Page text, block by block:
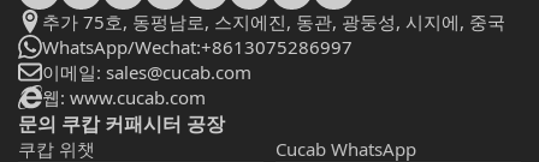
추가 75호, 동펑남로, 스지에진, 동관, 광둥성, 시지에, 중국
WhatsApp/Wechat:+8613075286997
이메일: sales@cucab.com
웹: www.cucab.com
문의 쿠캅 커패시터 공장
쿠캅 위챗 Cucab WhatsApp